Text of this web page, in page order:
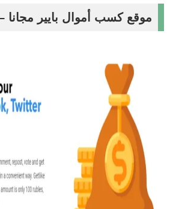
موقع كسب أموال بايير مجانا